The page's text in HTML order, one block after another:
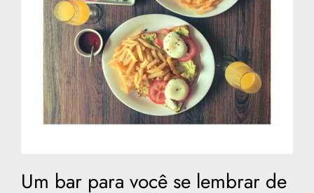
Um bar para você se lembrar de